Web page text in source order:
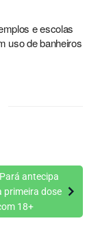
e escolas
uso de banheiros
antecipa
primeira dose
18+